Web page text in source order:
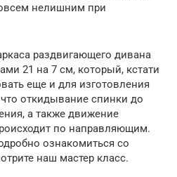
нелишним при
раздвигающего дивана
21 на 7 см, который, кстати
еще и для изготовления
откидывание спинки до
а также движение
по направляющим.
ознакомиться со
наш мастер класс.